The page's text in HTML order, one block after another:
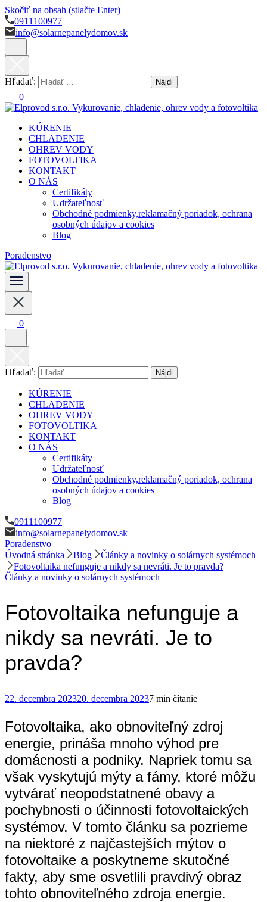
Skočiť na obsah (stlačte Enter)
0911100977
info@solarnepanelydomov.sk
Hľadať:
0
solarnepanelydomov.sk
Vykurovanie, chladenie, ohrev vody a fotovoltika
KÚRENIE
CHLADENIE
OHREV VODY
FOTOVOLTIKA
KONTAKT
O NÁS
Certifikáty
Udržateľnosť
Obchodné podmienky,reklamačný poriadok, ochrana
osobných údajov a cookies
Blog
Poradenstvo
solarnepanelydomov.sk
Vykurovanie, chladenie, ohrev vody a fotovoltika
0
Hľadať:
KÚRENIE
CHLADENIE
OHREV VODY
FOTOVOLTIKA
KONTAKT
O NÁS
Certifikáty
Udržateľnosť
Obchodné podmienky,reklamačný poriadok, ochrana
osobných údajov a cookies
Blog
0911100977
info@solarnepanelydomov.sk
Poradenstvo
Úvodná stránka
Blog
Články a novinky o solárnych systémoch
Fotovoltaika nefunguje a nikdy sa nevráti. Je to pravda?
Články a novinky o solárnych systémoch
Fotovoltaika nefunguje a
nikdy sa nevráti. Je to
pravda?
22. decembra 202320. decembra 20237 min čítanie
Fotovoltaika, ako obnoviteľný zdroj
energie, prináša mnoho výhod pre
domácnosti a podniky. Napriek tomu sa
však vyskytujú mýty a fámy, ktoré môžu
vytvárať neopodstatnené obavy a
pochybnosti o účinnosti fotovoltaických
systémov. V tomto článku sa pozrieme
na niektoré z najčastejších mýtov o
fotovoltaike a poskytneme skutočné
fakty, aby sme osvetlili pravdivý obraz
tohto obnoviteľného zdroja energie.